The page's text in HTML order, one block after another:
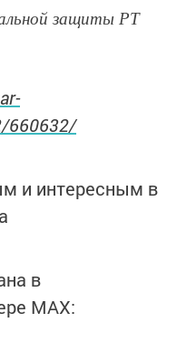
защиты РТ
660632/
и интересным в
в
MАХ: